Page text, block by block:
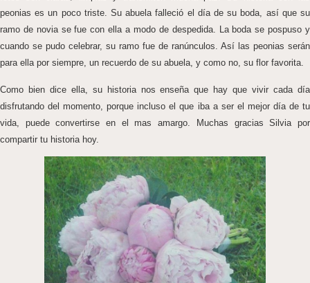
peonias es un poco triste. Su abuela falleció el día de su boda, así que su
ramo de novia se fue con ella a modo de despedida. La boda se pospuso y
cuando se pudo celebrar, su ramo fue de ranúnculos. Así las peonias serán
para ella por siempre, un recuerdo de su abuela, y como no, su flor favorita.
Como bien dice ella, su historia nos enseña que hay que vivir cada día
disfrutando del momento, porque incluso el que iba a ser el mejor día de tu
vida, puede convertirse en el mas amargo. Muchas gracias Silvia por
compartir tu historia hoy.